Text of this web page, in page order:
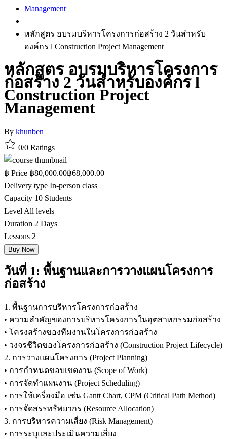
Management
หลักสูตร อบรมบริหารโครงการก่อสร้าง 2 วันสำหรับ
องค์กร l Construction Project Management
หลักสูตร อบรมบริหารโครงการ
ก่อสร้าง 2 วันสำหรับองค์กร l
Construction Project
Management
By khunben
0/0 Ratings
฿ Price ฿80,000.00฿68,000.00
Delivery type In-person class
Capacity 10 Students
Level All levels
Duration 2 Days
Lessons 2
Buy Now
วันที่ 1: พื้นฐานและการวางแผนโครงการ
ก่อสร้าง
1. พื้นฐานการบริหารโครงการก่อสร้าง
• ความสำคัญของการบริหารโครงการในอุตสาหกรรมก่อสร้าง
• โครงสร้างของทีมงานในโครงการก่อสร้าง
• วงจรชีวิตของโครงการก่อสร้าง (Construction Project Lifecycle)
2. การวางแผนโครงการ (Project Planning)
• การกำหนดขอบเขตงาน (Scope of Work)
• การจัดทำแผนงาน (Project Scheduling)
• การใช้เครื่องมือ เช่น Gantt Chart, CPM (Critical Path Method)
• การจัดสรรทรัพยากร (Resource Allocation)
3. การบริหารความเสี่ยง (Risk Management)
• การระบุและประเมินความเสี่ยง